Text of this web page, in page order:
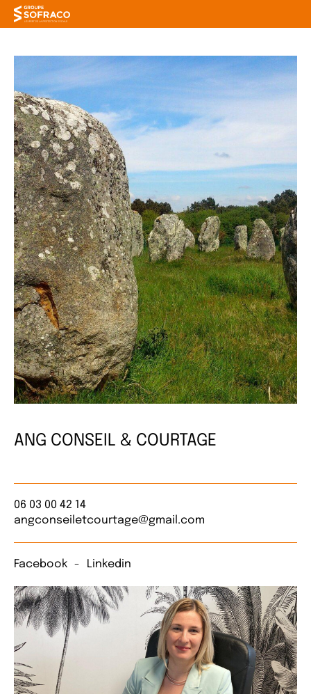
ANG CONSEIL & COURTAGE
06 03 00 42 14
angconseiletcourtage@gmail.com
Facebook Linkedin